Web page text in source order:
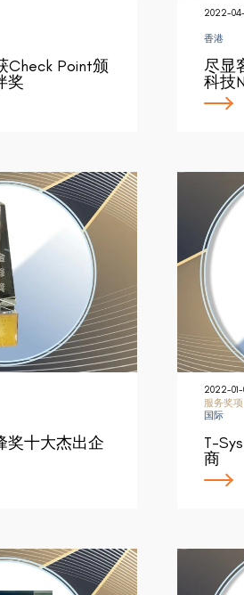
Check Point颁
奖
2022-
香港
尽显
科技
奖十大杰出企
2022-01-
服务奖项
国际
T-
商